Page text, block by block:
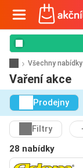
Všechny nabídky
Vaření akce
Prodejny
Filtry
28 nabídky